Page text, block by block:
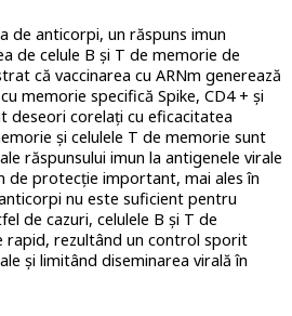
de anticorpi, un răspuns imun
de celule B și T de memorie de
că vaccinarea cu ARNm generează
memorie specifică Spike, CD4 + și
deseori corelați cu eficacitatea
și celulele T de memorie sunt
răspunsului imun la antigenele virale
de protecție important, mai ales în
nu este suficient pentru
de cazuri, celulele B și T de
rezultând un control sporit
și limitând diseminarea virală în